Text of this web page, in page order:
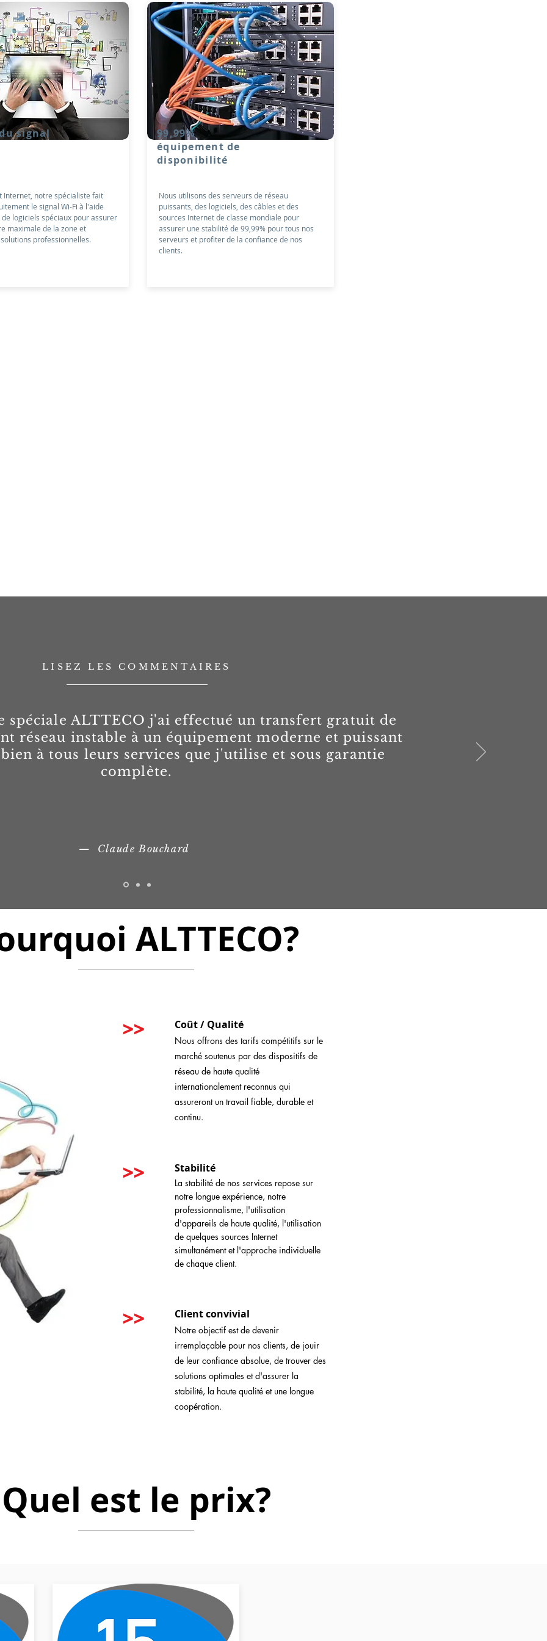
signal
Internet, notre spécialiste fait
le signal Wi-Fi à l'aide
logiciels spéciaux pour assurer
maximale de la zone et
professionnelles.
99,99%
équipement de
disponibilité
Nous utilisons des serveurs de réseau
puissants, des logiciels, des câbles et des
sources Internet de classe mondiale pour
assurer une stabilité de 99,99% pour tous nos
serveurs et profiter de la confiance de nos
clients.
LISEZ LES COMMENTAIRES
ALTTECO j'ai effectué un transfert gratuit de
réseau instable à un équipement moderne et puissant
à tous leurs services que j'utilise et sous garantie
complète.
— Claude Bouchard
ALTTECO?
>> Coût / Qualité
Nous offrons des tarifs compétitifs sur le
marché soutenus par des dispositifs de
réseau de haute qualité
internationalement reconnus qui
assureront un travail fiable, durable et
continu.
>> Stabilité
La stabilité de nos services repose sur
notre longue expérience, notre
professionnalisme, l'utilisation
d'appareils de haute qualité, l'utilisation
de quelques sources Internet
simultanément et l'approche individuelle
de chaque client.
>> Client convivial
Notre objectif est de devenir
irremplaçable pour nos clients, de jouir
de leur confiance absolue, de trouver des
solutions optimales et d'assurer la
stabilité, la haute qualité et une longue
coopération.
Quel est le prix?